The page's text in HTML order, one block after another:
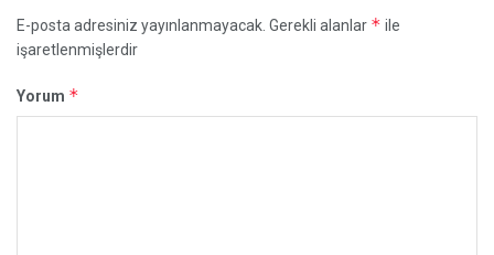
E-posta adresiniz yayınlanmayacak. Gerekli alanlar * ile
işaretlenmişlerdir
Yorum *